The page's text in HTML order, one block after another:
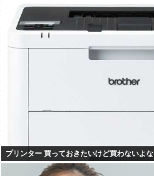
プリンター 買っておきたいけど買わないよな